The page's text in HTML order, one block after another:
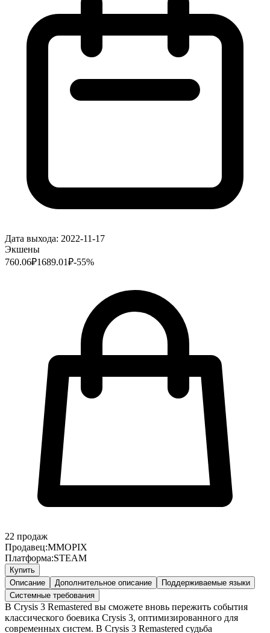
Дата выхода: 2022-11-17
Экшены
760.06₽1689.01₽-55%
22 продаж
Продавец:MMOPIX
Платформа:STEAM
Купить
Описание
Дополнительное описание
Поддерживаемые языки
Системные требования
В Crysis 3 Remastered вы сможете вновь пережить события
классического боевика Crysis 3, оптимизированного для
современных систем. В Crysis 3 Remastered судьба